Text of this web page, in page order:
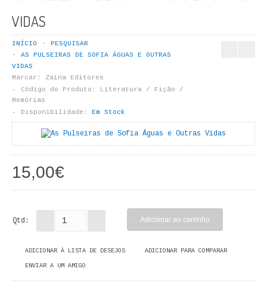
COLEÇÃO APRENDE A COLORIR
INFANTO - JUVENIL
ANTROPOLOGIA E SOCIOLOGIA
COLEÇÃO RAÍZES
ARQUITECTURA
CADERNOS HUMANITAS
DIREITO
VIDAS
INÍCIO
PESQUISAR
AS PULSEIRAS DE SOFIA ÁGUAS E OUTRAS
VIDAS
Marcar:
Zaina Editores
Código do Produto:
Literatura / Fição /
Memórias
Disponibilidade:
Em Stock
15,00€
Qtd:
ADICIONAR À LISTA DE DESEJOS ADICIONAR PARA COMPARAR
ENVIAR A UM AMIGO